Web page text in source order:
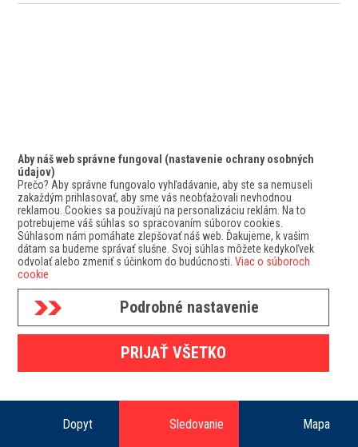
Dopyt Sledovanie Mapa
GDPR
Mapa doručovacích zón
Aby náš web správne fungoval (nastavenie ochrany osobných
údajov)
Prečo? Aby správne fungovalo vyhľadávanie, aby ste sa nemuseli
zakaždým prihlasovať, aby sme vás neobťažovali nevhodnou
reklamou. Cookies sa používajú na personalizáciu reklám. Na to
potrebujeme váš súhlas so spracovaním súborov cookies.
Súhlasom nám pomáhate zlepšovať náš web. Ďakujeme, k vašim
dátam sa budeme správať slušne. Svoj súhlas môžete kedykoľvek
odvolať alebo zmeniť s účinkom do budúcnosti.Viac o súboroch
cookie
Podrobné nastavenie
PRIJAŤ VŠETKO